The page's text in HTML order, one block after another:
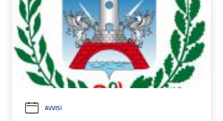
AVVISI